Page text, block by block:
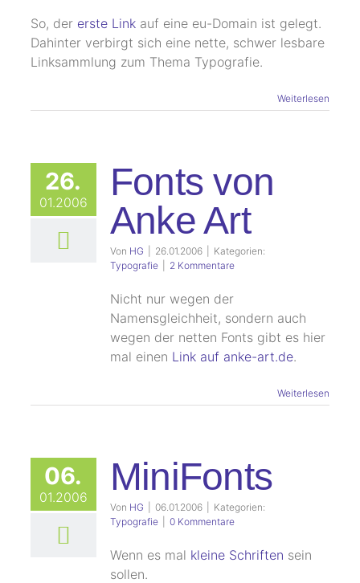
So, der erste Linkauf eine eu-Domain ist gelegt.
Dahinter verbirgt sich eine nette, schwer lesbare
Linksammlung zum Thema Typografie.
Weiterlesen
26.
01.2006
Fonts von
Anke Art
Von HG 26.01.2006
Kategorien:
Typografie
2 Kommentare
Nicht nur wegen der
Namensgleichheit, sondern auch
wegen der netten Fonts gibt es hier
mal einen Link auf anke-art.de.
Weiterlesen
06.
01.2006 MiniFonts
Von HG 06.01.2006
Kategorien:
Typografie
0 Kommentare
Wenn es mal kleine Schriften sein
sollen.